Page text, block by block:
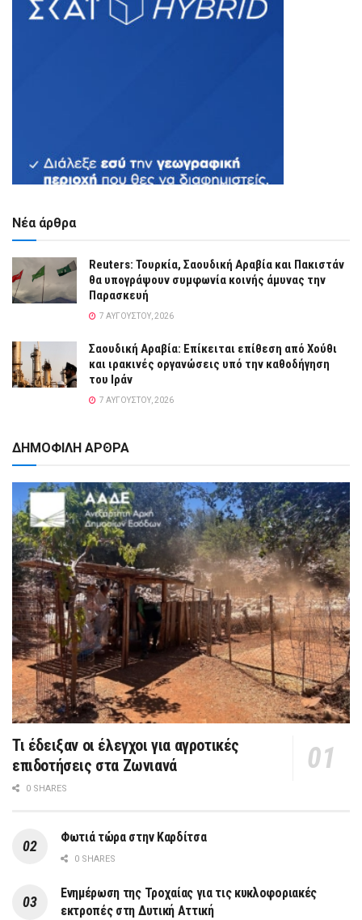
Νέα άρθρα
Reuters: Τουρκία, Σαουδική Αραβία και Πακιστάν
θα υπογράψουν συμφωνία κοινής άμυνας την
Παρασκευή
7 ΑΥΓΟΎΣΤΟΥ, 2026
Σαουδική Αραβία: Επίκειται επίθεση από Χούθι
και ιρακινές οργανώσεις υπό την καθοδήγηση
του Ιράν
7 ΑΥΓΟΎΣΤΟΥ, 2026
ΔΗΜΟΦΙΛΗ ΑΡΘΡΑ
Τι έδειξαν οι έλεγχοι για αγροτικές
επιδοτήσεις στα Ζωνιανά
0 SHARES
Φωτιά τώρα στην Καρδίτσα
0 SHARES
Ενημέρωση της Τροχαίας για τις κυκλοφοριακές
εκτροπές στη Δυτική Αττική